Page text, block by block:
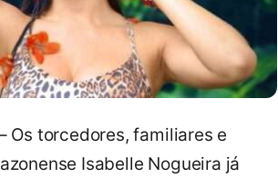
Os torcedores, familiares e
Isabelle Nogueira já